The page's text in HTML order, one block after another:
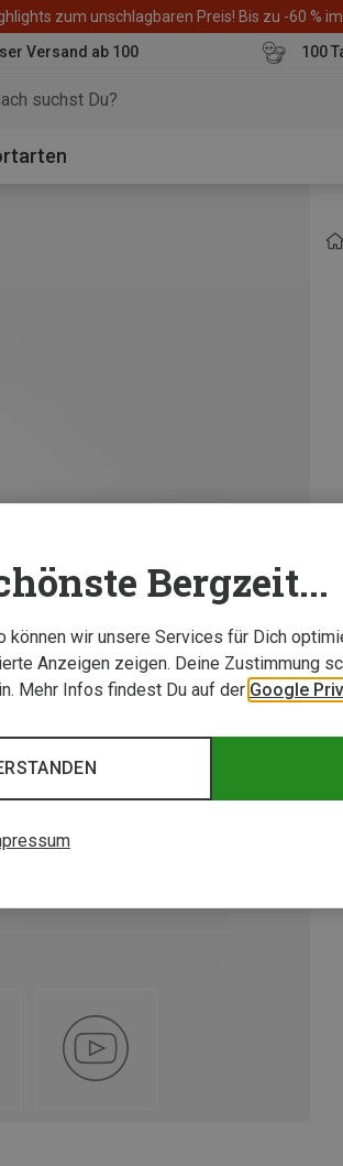
zum unschlagbaren Preis! Bis zu -60 %
Versand ab 100
100
Bergzeit...
können wir unsere Services für Dich
Anzeigen zeigen. Deine Zustimmung
Mehr Infos findest Du auf der Google